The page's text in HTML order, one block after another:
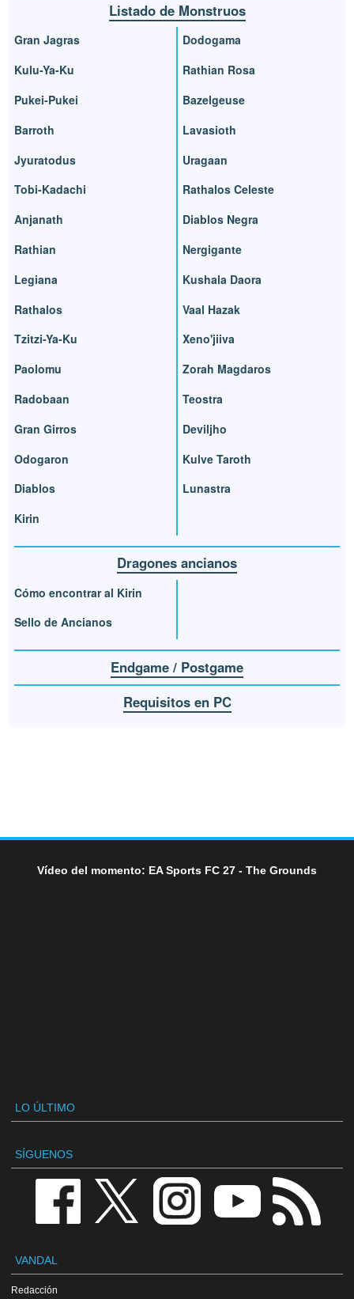
Listado de Monstruos
Gran Jagras
Kulu-Ya-Ku
Pukei-Pukei
Barroth
Jyuratodus
Tobi-Kadachi
Anjanath
Rathian
Legiana
Rathalos
Tzitzi-Ya-Ku
Paolomu
Radobaan
Gran Girros
Odogaron
Diablos
Kirin
Dodogama
Rathian Rosa
Bazelgeuse
Lavasioth
Uragaan
Rathalos Celeste
Diablos Negra
Nergigante
Kushala Daora
Vaal Hazak
Xeno'jiiva
Zorah Magdaros
Teostra
Deviljho
Kulve Taroth
Lunastra
Dragones ancianos
Cómo encontrar al Kirin
Sello de Ancianos
Endgame / Postgame
Requisitos en PC
Vídeo del momento: EA Sports FC 27 - The Grounds
LO ÚLTIMO
SÍGUENOS
VANDAL
Redacción